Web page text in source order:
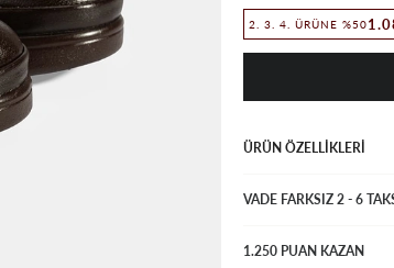
2. 3. 4. ÜRÜNE %50
ÜRÜN ÖZELLIKLERI
VADE FARKSIZ 2 - 6
1.250 PUAN KAZAN